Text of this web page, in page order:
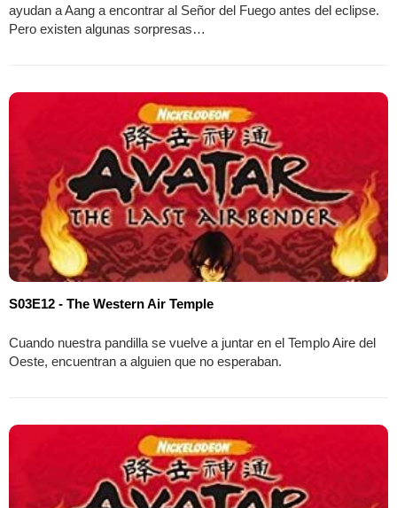
ayudan a Aang a encontrar al Señor del Fuego antes del eclipse.
Pero existen algunas sorpresas…
S03E12 - The Western Air Temple
Cuando nuestra pandilla se vuelve a juntar en el Templo Aire del
Oeste, encuentran a alguien que no esperaban.